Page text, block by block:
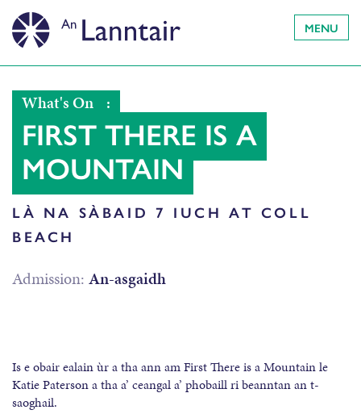
MENU
What's On :
FIRST THERE IS A
MOUNTAIN
LÀ NA SÀBAID 7 IUCH AT COLL
BEACH
Admission: An-asgaidh
Is e obair ealain ùr a tha ann am First There is a Mountain le
Katie Paterson a tha a’ ceangal a’ phobaill ri beanntan an t-
saoghail.